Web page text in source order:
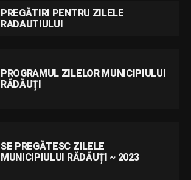
PREGĂTIRI PENTRU ZILELE
RADAUTIULUI
PROGRAMUL ZILELOR MUNICIPIULUI
RĂDĂUȚI
SE PREGĂTESC ZILELE
MUNICIPIULUI RĂDĂUȚI ~ 2023